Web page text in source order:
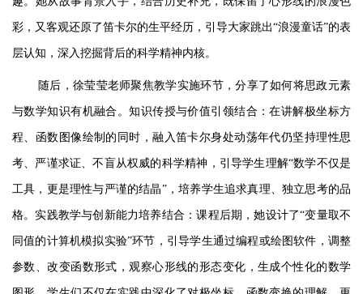
彩，又客观还原了笛卡尔的生平经历，引导大家跳出“浪漫童话”的表
层认知，深入挖掘背后的科学精神内核。
随后，徐莹莹老师聚焦教学实施环节，分享了如何将思政元素
与数学知识有机融合 。知识传授与价值引领结合：在讲解极坐标方
程、函数图像绘制的同时，融入笛卡尔身处动荡年代仍坚持理性思
考、严谨求证、不盲从权威的科学精神，引导学生理解“数学不仅是
工具，更是理性与严谨的结晶”，培养学生追求真理、独立思考的品
格。实践教学与创新能力培养结合：课程后期，她设计了“变量取不
同值的计算机模拟实验”环节，引导学生通过编程或绘图软件，调整
参数、改变函数形式，观察心形线的形态变化，生成个性化的数学